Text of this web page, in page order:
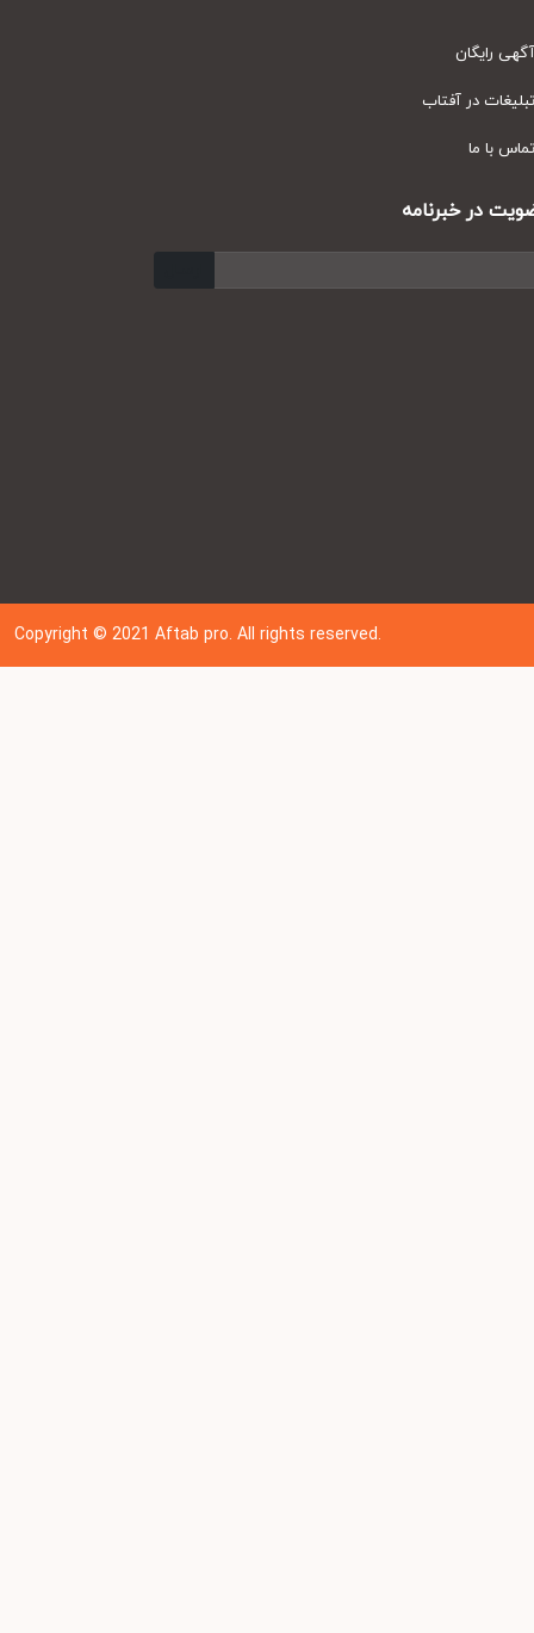
رایگان
در آفتاب
با ما
در خبرنامه
Copyright © 202 1Aftab pro. All rights reserved.